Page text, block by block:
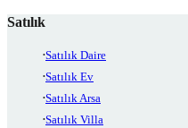
Satılık
Satılık Daire
Satılık Ev
Satılık Arsa
Satılık Villa